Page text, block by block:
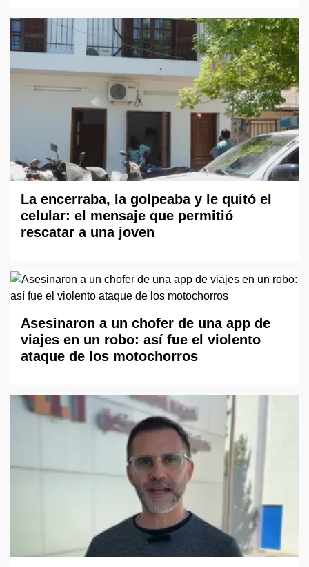
La encerraba, la golpeaba y le quitó el
celular: el mensaje que permitió
rescatar a una joven
Asesinaron a un chofer de una app de
viajes en un robo: así fue el violento
ataque de los motochorros